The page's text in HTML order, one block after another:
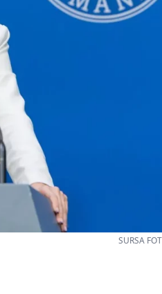
SURSA